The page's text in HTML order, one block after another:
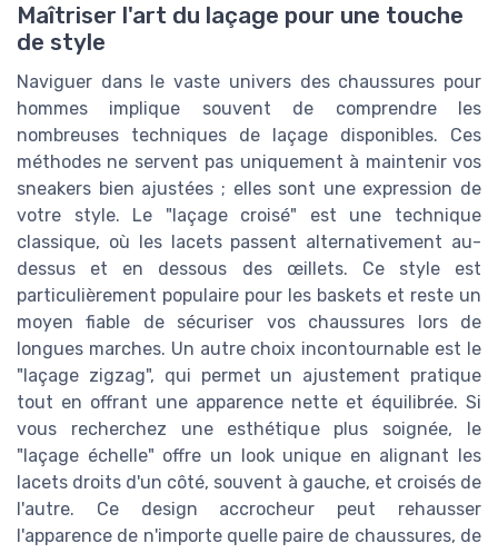
Maîtriser l'art du laçage pour une touche
de style
Naviguer dans le vaste univers des chaussures pour
hommes implique souvent de comprendre les
nombreuses techniques de laçage disponibles. Ces
méthodes ne servent pas uniquement à maintenir vos
sneakers bien ajustées ; elles sont une expression de
votre style. Le "laçage croisé" est une technique
classique, où les lacets passent alternativement au-
dessus et en dessous des œillets. Ce style est
particulièrement populaire pour les baskets et reste un
moyen fiable de sécuriser vos chaussures lors de
longues marches. Un autre choix incontournable est le
"laçage zigzag", qui permet un ajustement pratique
tout en offrant une apparence nette et équilibrée. Si
vous recherchez une esthétique plus soignée, le
"laçage échelle" offre un look unique en alignant les
lacets droits d'un côté, souvent à gauche, et croisés de
l'autre. Ce design accrocheur peut rehausser
l'apparence de n'importe quelle paire de chaussures, de